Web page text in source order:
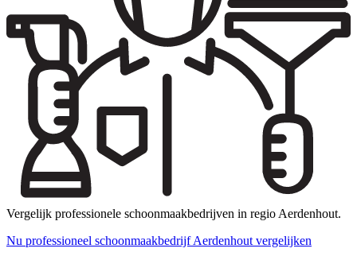
Vergelijk professionele schoonmaakbedrijven in regio Aerdenhout.
Nu professioneel schoonmaakbedrijf Aerdenhout vergelijken